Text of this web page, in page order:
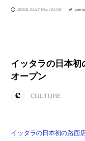
2008.10.27 Mon 10:09
イッタラの日本
オープン
CULTURE
イッタラの日本初の路面